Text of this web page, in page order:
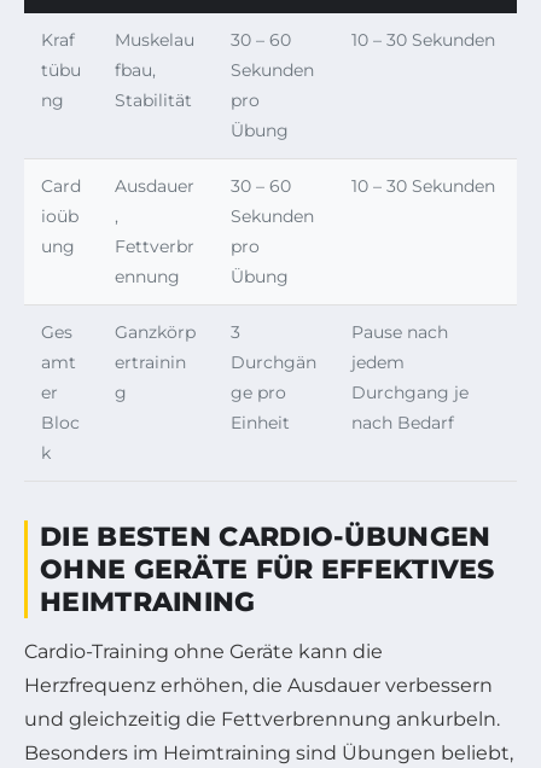
Kraf
tübu
ng
Muskelau
fbau,
Stabilität
30 – 60
Sekunden
pro
Übung
10 – 30 Sekunden
Card
ioüb
ung
Ausdauer
,
Fettverbr
ennung
30 – 60
Sekunden
pro
Übung
10 – 30 Sekunden
Ges
amt
er
Bloc
k
Ganzkörp
ertrainin
g
3
Durchgän
ge pro
Einheit
Pause nach
jedem
Durchgang je
nach Bedarf
DIE BESTEN CARDIO-ÜBUNGEN
OHNE GERÄTE FÜR EFFEKTIVES
HEIMTRAINING
Cardio-Training ohne Geräte kann die
Herzfrequenz erhöhen, die Ausdauer verbessern
und gleichzeitig die Fettverbrennung ankurbeln.
Besonders im Heimtraining sind Übungen beliebt,